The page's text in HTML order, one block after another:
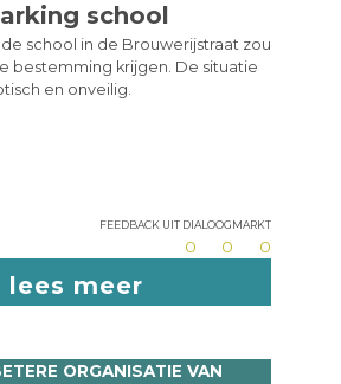
school
school in de Brouwerijstraat zou
bestemming krijgen. De situatie
en onveilig.
Feedback uit dialoogmarkt
0 0 0
lees meer
ORGANISATIE VAN